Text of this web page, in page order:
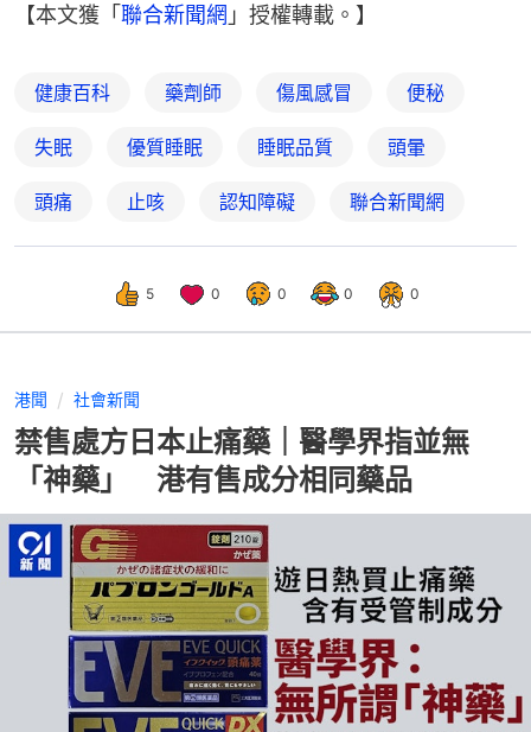
【本文獲「聯合新聞網 」授權轉載。】
健康百科 藥劑師 傷風感冒 便秘
失眠 優質睡眠 睡眠品質 頭暈
頭痛 止咳 認知障礙 聯合新聞網
5 0 0 0 0
港聞 社會新聞
禁售處方日本止痛藥｜醫學界指並無
「神藥」 港有售成分相同藥品